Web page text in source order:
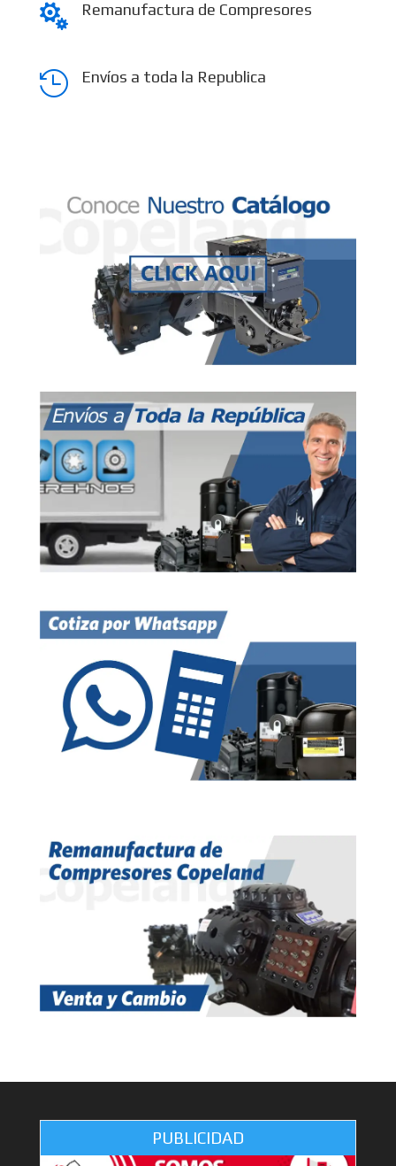
 Remanufactura de Compresores
 Envíos a toda la Republica
PUBLICIDAD